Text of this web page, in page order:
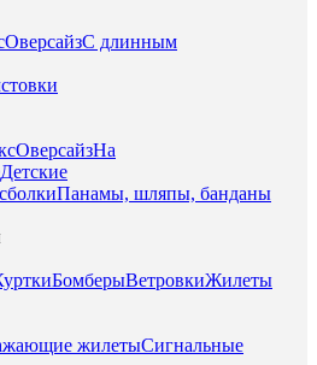
ОверсайзС длинным
ОверсайзНа
Детские
Панамы, шляпы, банданы
БомберыВетровкиЖилеты
жилетыСигнальные